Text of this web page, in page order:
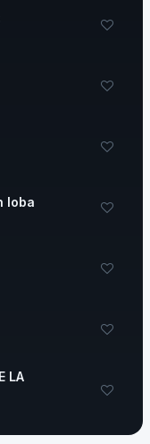
loba
LA